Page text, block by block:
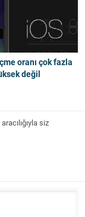
oranı çok fazla
değil
siz